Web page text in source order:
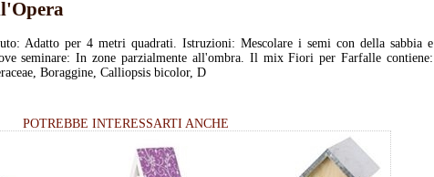
Adatto per 4 metri quadrati. Istruzioni: Mescolare i semi con della sabbia e
seminare: In zone parzialmente all'ombra. Il mix Fiori per Farfalle contiene:
Boraggine, Calliopsis bicolor, D
POTREBBE INTERESSARTI ANCHE